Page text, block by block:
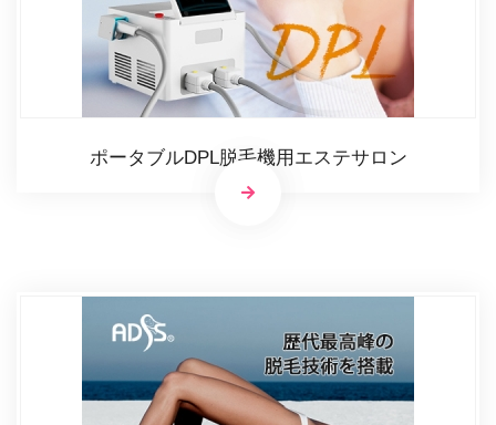
ポータブルDPL脱毛機用エステサロン